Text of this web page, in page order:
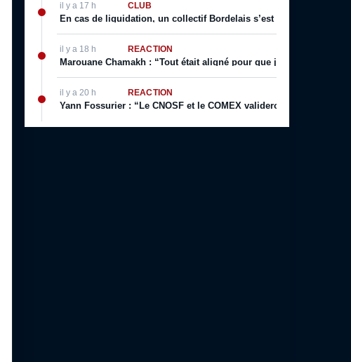
il y a 17 h CLUB
En cas de liquidation, un collectif Bordelais s’est constitué pour
il y a 18 h RÉACTION
Marouane Chamakh : “Tout était aligné pour que j’arrive du
il y a 20 h RÉACTION
Yann Fossurier : “Le CNOSF et le COMEX valideront. Parce que